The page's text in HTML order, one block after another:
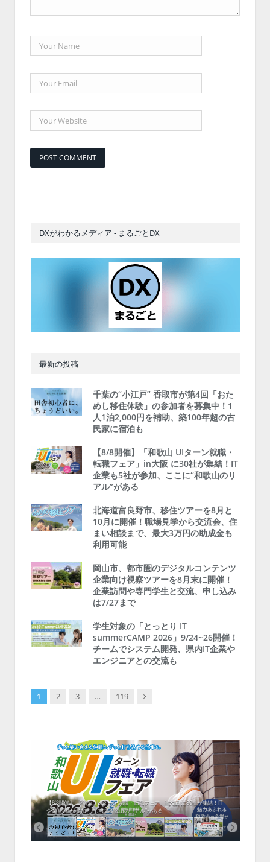
DXがわかるメディア - まるごとDX
最新の投稿
千葉の“小江戸” 香取市が第4回「おた
めし移住体験」の参加者を募集中！1
人1泊2,000円を補助、築100年超の古
民家に宿泊も
【8/8開催】「和歌山 UIターン就職・
転職フェア」in大阪 に30社が集結！IT
企業も5社が参加、ここに“和歌山のリ
アル”がある
北海道富良野市、移住ツアーを8月と
10月に開催！職場見学から交流会、住
まい相談まで、最大3万円の助成金も
利用可能
岡山市、都市圏のデジタルコンテンツ
企業向け視察ツアーを8月末に開催！
企業訪問や専門学生と交流、申し込み
は7/27まで
学生対象の「とっとり IT
summerCAMP 2026」9/24~26開催！
チームでシステム開発、県内IT企業や
エンジニアとの交流も
1 2 3 … 119 Next
【8/8開催】「和歌山 UIターン就職・転職フェア」in大阪 に30社が集結！IT
企業も5社が参加、ここに“和歌山のリアル”がある